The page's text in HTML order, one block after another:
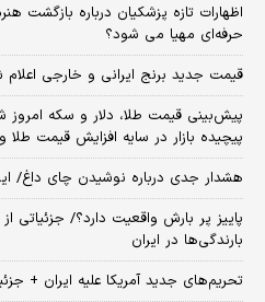
اظهارات تازه پزشکیان درباره بازگشت
حرفه‌ای مهیا می شود؟
قیمت جدید برنج ایرانی و خارجی
پیچیده بازار در سایه افزایش قیمت طلا
هشدار جدی درباره نوشیدن چای داغ/
پاییز پر بارش واقعیت دارد؟/ جزئیاتی از
بارندگی‌ها در ایران
تحریم‌های جدید آمریکا علیه ایران +